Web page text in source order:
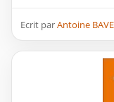
Ecrit parAntoine